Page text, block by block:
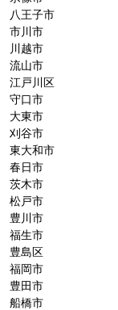
八王子市
市川市
川越市
流山市
江戸川区
守口市
大東市
刈谷市
東大和市
春日市
茨木市
松戸市
豊川市
福生市
豊島区
福岡市
豊田市
船橋市